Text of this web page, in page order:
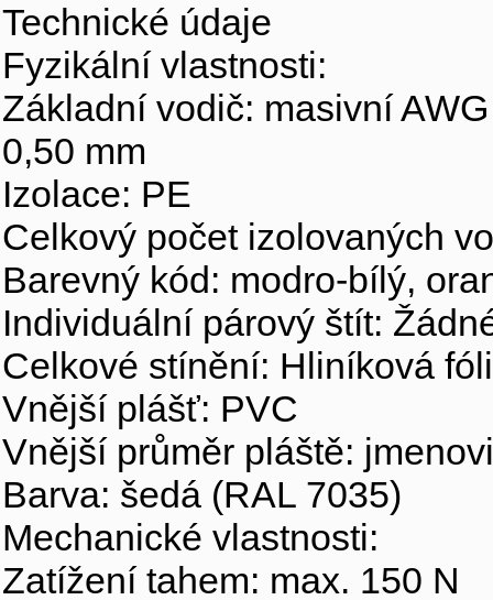
Technické údaje
Fyzikální vlastnosti:
Základní vodič: masivní
0,50 mm
Izolace: PE
Celkový počet izolovaných
Barevný kód: modro-bílý,
Individuální párový štít:
Celkové stínění: Hliníková
Vnější plášť: PVC
Vnější průměr pláště:
Barva: šedá (RAL 7035)
Mechanické vlastnosti:
Zatížení tahem: max. 150 N